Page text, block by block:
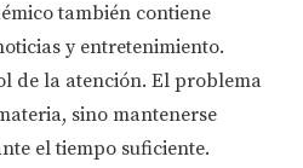
también contiene
y entretenimiento.
de la atención. El problema
sino mantenerse
el tiempo suficiente.